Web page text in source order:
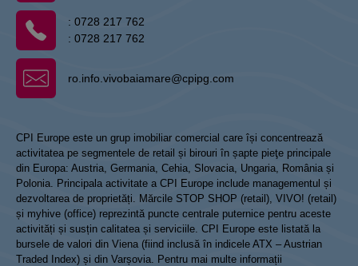
: 0728 217 762
: 0728 217 762
ro.info.vivobaiamare@cpipg.com
CPI Europe este un grup imobiliar comercial care își concentrează
activitatea pe segmentele de retail și birouri în șapte pieţe principale
din Europa: Austria, Germania, Cehia, Slovacia, Ungaria, România și
Polonia. Principala activitate a CPI Europe include managementul și
dezvoltarea de proprietăți. Mărcile STOP SHOP (retail), VIVO! (retail)
și myhive (office) reprezintă puncte centrale puternice pentru aceste
activități și susțin calitatea și serviciile. CPI Europe este listată la
bursele de valori din Viena (fiind inclusă în indicele ATX – Austrian
Traded Index) și din Varșovia. Pentru mai multe informații